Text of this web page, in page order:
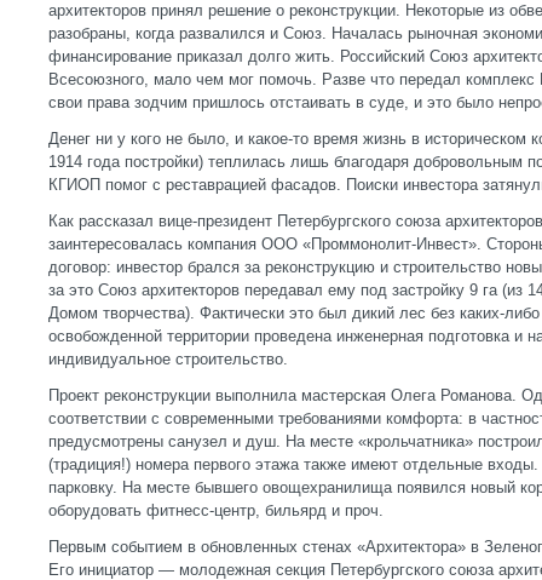
архитекторов принял решение о реконструкции. Некоторые из
разобраны, когда развалился и Союз. Началась рыночная
финансирование приказал долго жить. Российский Союз
Всесоюзного, мало чем мог помочь. Разве что передал
свои права зодчим пришлось отстаивать в суде, и это было
Денег ни у кого не было, и какое-то время жизнь в историческом
1914 года постройки) теплилась лишь благодаря добровольным
КГИОП помог с реставрацией фасадов. Поиски инвестора
Как рассказал вице-президент Петербургского союза
заинтересовалась компания ООО «Проммонолит-Инвест».
договор: инвестор брался за реконструкцию и строительство
за это Союз архитекторов передавал ему под застройку 9 га (из
Домом творчества). Фактически это был дикий лес без каких-
освобожденной территории проведена инженерная подготовка и
индивидуальное строительство.
Проект реконструкции выполнила мастерская Олега Романова.
соответствии с современными требованиями комфорта: в
предусмотрены санузел и душ. На месте «крольчатника»
(традиция!) номера первого этажа также имеют отдельные
парковку. На месте бывшего овощехранилища появился новый
оборудовать фитнесс-центр, бильярд и проч.
Первым событием в обновленных стенах «Архитектора» в
Его инициатор — молодежная секция Петербургского союза